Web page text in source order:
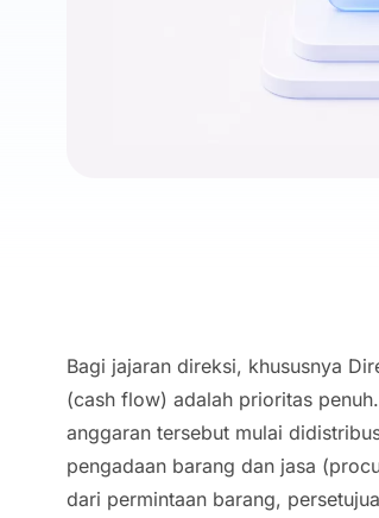
Bagi jajaran direksi, khususnya
(cash flow) adalah prioritas
anggaran tersebut mulai
pengadaan barang dan jasa (
dari permintaan barang,